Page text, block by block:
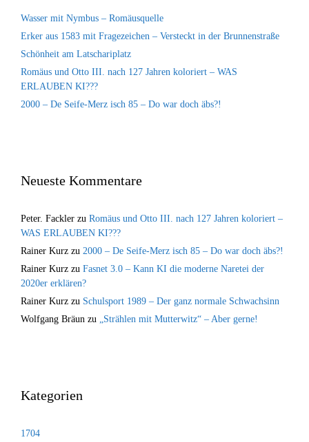
Wasser mit Nymbus – Romäusquelle
Erker aus 1583 mit Fragezeichen – Versteckt in der Brunnenstraße
Schönheit am Latschariplatz
Romäus und Otto III. nach 127 Jahren koloriert – WAS
ERLAUBEN KI???
2000 – De Seife-Merz isch 85 – Do war doch äbs?!
Neueste Kommentare
Peter. Fackler zu Romäus und Otto III. nach 127 Jahren koloriert –
WAS ERLAUBEN KI???
Rainer Kurz zu 2000 – De Seife-Merz isch 85 – Do war doch äbs?!
Rainer Kurz zu Fasnet 3.0 – Kann KI die moderne Naretei der
2020er erklären?
Rainer Kurz zu Schulsport 1989 – Der ganz normale Schwachsinn
Wolfgang Bräun zu „Strählen mit Mutterwitz“ – Aber gerne!
Kategorien
1704